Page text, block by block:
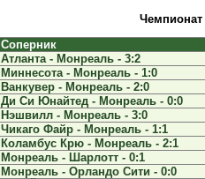
Чемпионат
Соперник
Атланта - Монреаль - 3:2
Миннесота - Монреаль - 1:0
Ванкувер - Монреаль - 2:0
Ди Си Юнайтед - Монреаль - 0:0
Нэшвилл - Монреаль - 3:0
Чикаго Файр - Монреаль - 1:1
Коламбус Крю - Монреаль - 2:1
Монреаль - Шарлотт - 0:1
Монреаль - Орландо Сити - 0:0